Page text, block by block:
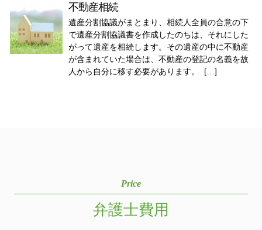
不動産相続
遺産分割協議がまとまり、相続人全員の合意の下
で遺産分割協議書を作成したのちは、それにした
がって遺産を相続します。その遺産の中に不動産
が含まれていた場合は、不動産の登記の名義を故
人から自分に移す必要があります。 […]
Price
弁護士費用